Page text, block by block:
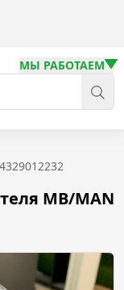
МЫ РАБОТАЕМ
MB/MAN